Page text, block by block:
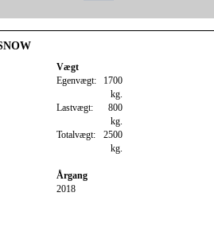
Vægt
Egenvægt: 1700
kg.
Lastvægt:
800
kg.
Totalvægt: 2500
kg.
Årgang
2018